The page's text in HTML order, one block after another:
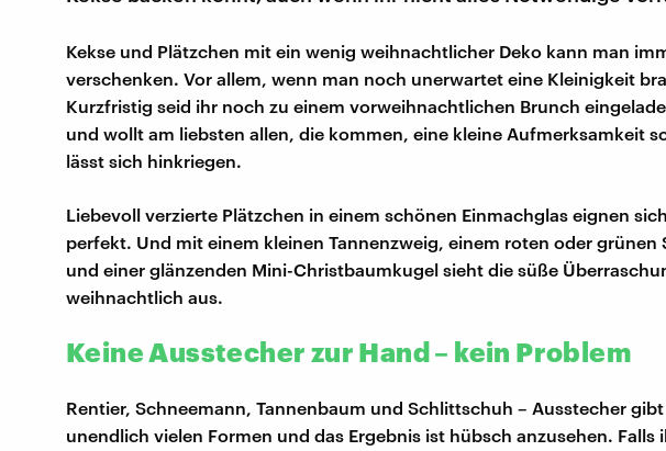
Kekse und Plätzchen mit ein wenig weihnachtlicher Deko kann man
verschenken. Vor allem, wenn man noch unerwartet eine Kleinigkeit
Kurzfristig seid ihr noch zu einem vorweihnachtlichen Brunch
und wollt am liebsten allen, die kommen, eine kleine Aufmerksamkeit
lässt sich hinkriegen.
Liebevoll verzierte Plätzchen in einem schönen Einmachglas eignen
perfekt. Und mit einem kleinen Tannenzweig, einem roten oder grünen
und einer glänzenden Mini-Christbaumkugel sieht die süße
weihnachtlich aus.
Keine Ausstecher zur Hand – kein Problem
Rentier, Schneemann, Tannenbaum und Schlittschuh – Ausstecher
unendlich vielen Formen und das Ergebnis ist hübsch anzusehen. Falls